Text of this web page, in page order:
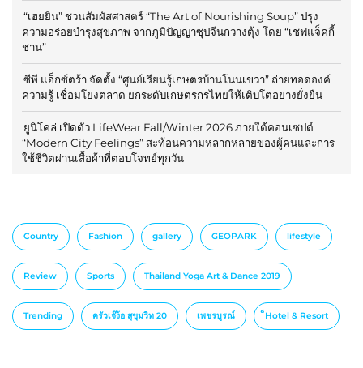
“เฮยยิน” ชวนสัมผัสศาสตร์ “The Art of Nourishing Soup” ปรุง
ความอร่อยบำรุงสุขภาพ จากภูมิปัญญาซุปจีนกวางตุ้ง โดย “เชฟแจ็คกี้
ชาน”
ซีพี แอ็กซ์ตร้า จัดตั้ง “ศูนย์เรียนรู้เกษตรบ้านโนนเขวา” ถ่ายทอดองค์
ความรู้ เชื่อมโยงตลาด ยกระดับเกษตรกรไทยให้เติบโตอย่างยั่งยืน
ยูนิโคล่ เปิดตัว LifeWear Fall/Winter 2026 ภายใต้คอนเซปต์
“Modern City Feelings” สะท้อนความหลากหลายของผู้คนและการ
ใช้ชีวิตผ่านเสื้อผ้าที่ตอบโจทย์ทุกวัน
Country Fashion gallery GEOPARK lifestyle
Review Sports Thailand Yoga Art & Dance 2019
Trending ครัวเจ๊ง้อ สุขุมวิท 20 เพชรบูรณ์ ็Hotel & Resort